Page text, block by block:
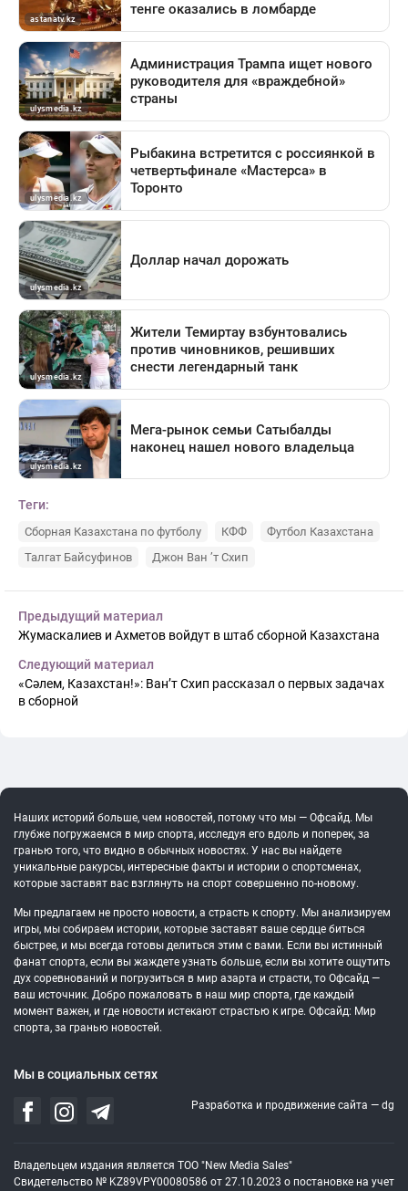
Теги:
Сборная Казахстана по футболу КФФ
Футбол Казахстана
Талгат Байсуфинов
Джон Ван ’т Схип
Предыдущий материал
Жумаскалиев и Ахметов войдут в штаб сборной Казахстана
Следующий материал
«Сәлем, Казахстан!»: Ван’т Схип рассказал о первых задачах
в сборной
Наших историй больше, чем новостей, потому что мы — Офсайд. Мы
глубже погружаемся в мир спорта, исследуя его вдоль и поперек, за
гранью того, что видно в обычных новостях. У нас вы найдете
уникальные ракурсы, интересные факты и истории о спортсменах,
которые заставят вас взглянуть на спорт совершенно по-новому.
Мы предлагаем не просто новости, а страсть к спорту. Мы анализируем
игры, мы собираем истории, которые заставят ваше сердце биться
быстрее, и мы всегда готовы делиться этим с вами. Если вы истинный
фанат спорта, если вы жаждете узнать больше, если вы хотите ощутить
дух соревнований и погрузиться в мир азарта и страсти, то Офсайд —
ваш источник. Добро пожаловать в наш мир спорта, где каждый
момент важен, и где новости истекают страстью к игре. Офсайд: Мир
спорта, за гранью новостей.
Мы в социальных сетях
Разработка и продвижение сайта — dg
Владельцем издания является ТОО "New Media Sales"
Свидетельство № KZ89VPY00080586 от 27.10.2023 о постановке на учет